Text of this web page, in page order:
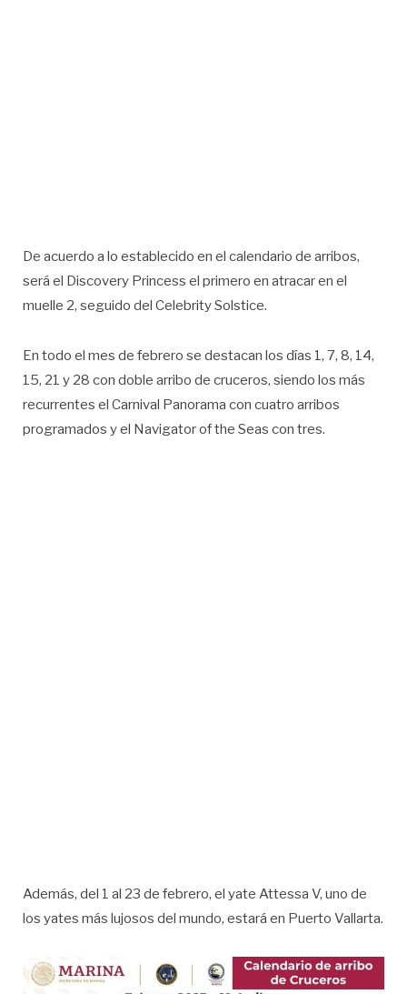
De acuerdo a lo establecido en el calendario de arribos,
será el Discovery Princess el primero en atracar en el
muelle 2, seguido del Celebrity Solstice.
En todo el mes de febrero se destacan los días 1, 7, 8, 14,
15, 21 y 28 con doble arribo de cruceros, siendo los más
recurrentes el Carnival Panorama con cuatro arribos
programados y el Navigator of the Seas con tres.
Además, del 1 al 23 de febrero, el yate Attessa V, uno de
los yates más lujosos del mundo, estará en Puerto Vallarta.